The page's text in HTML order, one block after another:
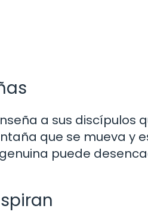
a sus discípulos
que se mueva y
puede